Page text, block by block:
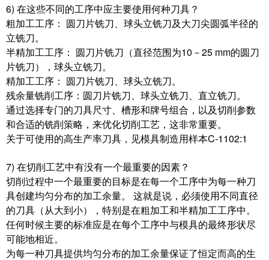
6) 在这些不同的工序中应主要使用何种刀具？
粗加工工序： 圆刀片铣刀、球头立铣刀及大刀尖圆弧半径的
立铣刀。
半精加工工序： 圆刀片铣刀（直径范围为10－25 mm的圆刀
片铣刀），球头立铣刀。
精加工工序： 圆刀片铣刀、球头立铣刀。
残余量铣削工序：圆刀片铣刀、球头立铣刀、直立铣刀。
通过选择专门的刀具尺寸、槽形和牌号组合，以及切削参数
和合适的铣削策略，来优化切削工艺，这非常重要。
关于可使用的高生产率刀具，见模具制造用样本C-1102:1
7) 在切削工艺中有没有一个最重要的因素？
切削过程中一个最重要的目标是在每一个工序中为每一种刀
具创建均匀分布的加工余量。 这就是说，必须使用不同直径
的刀具（从大到小），特别是在粗加工和半精加工工序中。
任何时候主要的标准应是在每个工序中与模具的最终形状尽
可能地相近。
为每一种刀具提供均匀分布的加工余量保证了恒定而高的生